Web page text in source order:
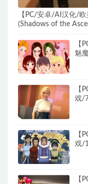
【PC/安卓/AI汉化/
(Shadows of the
【
魅
【
戏/
【
戏/
【